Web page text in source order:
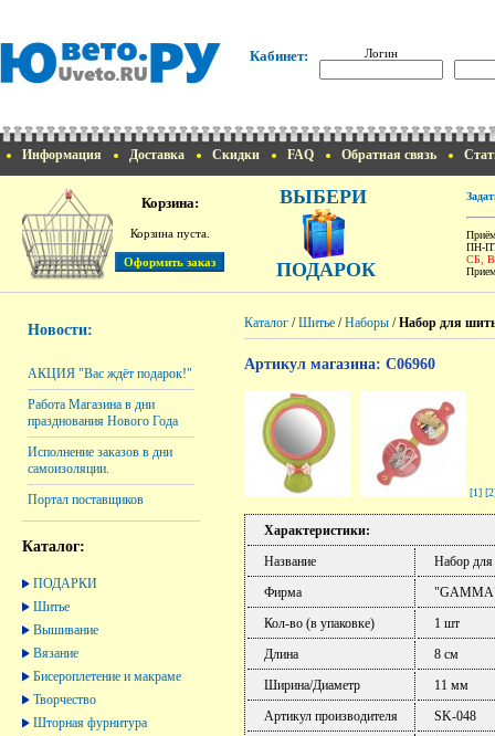
Кабинет: Логин
Информация Доставка Скидки FAQ Обратная связь
Корзина:
Корзина пуста.
ВЫБЕРИ
ПОДАРОК
ПН-
СБ,
Новости:
АКЦИЯ "Вас ждёт подарок!"
Работа Магазина в дни
празднования Нового Года
Исполнение заказов в дни
самоизоляции.
Портал поставщиков
Каталог:
ПОДАРКИ
Шитье
Вышивание
Вязание
Бисероплетение и макраме
Творчество
Шторная фурнитура
Каталог /Шитье /Наборы /Набор для
Артикул магазина: C06960
[1]
Характеристики:
Название
Набор
Фирма
Кол-во (в упаковке)
1 шт
Длина
8 см
Ширина/Диаметр
11 мм
Артикул производителя
SK-048